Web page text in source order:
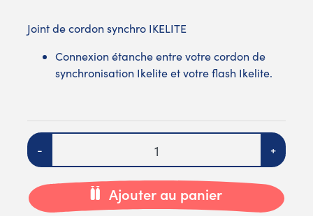
Joint de cordon synchro IKELITE
Connexion étanche entre votre cordon de
synchronisation Ikelite et votre flash Ikelite.
Quantité
- +
Ajouter au panier